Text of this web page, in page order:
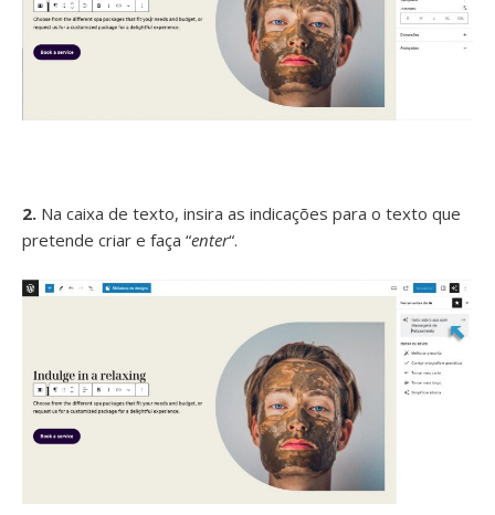
2. Na caixa de texto, insira as indicações para o texto que
pretende criar e faça “enter“.